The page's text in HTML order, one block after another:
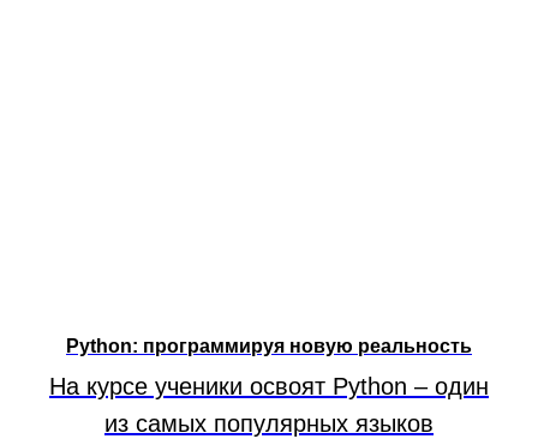
Python: программируя новую реальность
На курсе ученики освоят Python – один
из самых популярных языков